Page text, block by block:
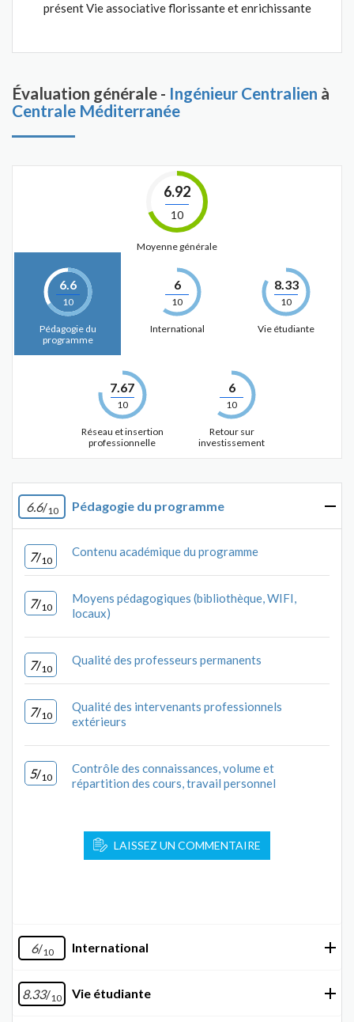
présent Vie associative florissante et enrichissante
Évaluation générale - Ingénieur Centralien à
Centrale Méditerranée
6.92
10
Moyenne générale
6.6
10
Pédagogie du
programme
6
10
International
8.33
10
Vie étudiante
7.67
10
Réseau et insertion
professionnelle
6
10
Retour sur
investissement
6.6/10 Pédagogie du programme
7/10
Contenu académique du programme
7/10
Moyens pédagogiques (bibliothèque, WIFI,
locaux)
7/10
Qualité des professeurs permanents
7/10
Qualité des intervenants professionnels
extérieurs
5/10
Contrôle des connaissances, volume et
répartition des cours, travail personnel
LAISSEZ UN COMMENTAIRE
6/10 International
8.33/10 Vie étudiante